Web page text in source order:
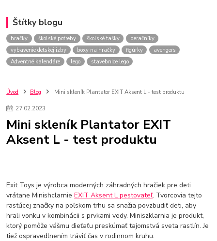
Štítky blogu
hračky školské potreby školské tašky
peračníky
vybavenie detskej izby
boxy na hračky figúrky
avengers
Adventné kalendáre
lego stavebnice lego
Úvod Blog Mini skleník Plantator EXIT Aksent L - test produktu
27.02.2023
Mini skleník Plantator EXIT
Aksent L - test produktu
Exit Toys je výrobca moderných záhradných hračiek pre deti
vrátane MinishclarnieEXIT Aksent L pestovateľ. Tvorcovia tejto
rastúcej značky na poľskom trhu sa snažia povzbudiť deti, aby
hrali vonku v kombinácii s prvkami vedy. Miniszklarnia je produkt,
ktorý pomôže vášmu dieťaťu preskúmať tajomstvá sveta rastlín. Je
tiež ospravedlnením tráviť čas v rodinnom kruhu.